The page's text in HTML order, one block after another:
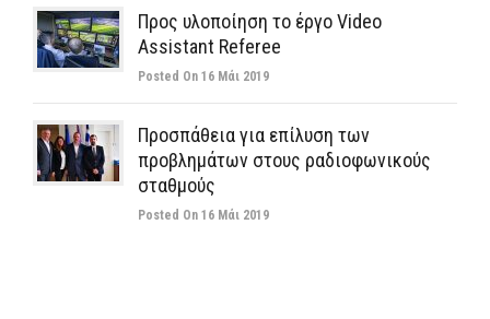
Προς υλοποίηση το έργο Video
Assistant Referee
Posted On 16 Μάι 2019
Προσπάθεια για επίλυση των
προβλημάτων στους ραδιοφωνικούς
σταθμούς
Posted On 16 Μάι 2019